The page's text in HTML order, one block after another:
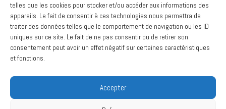
telles que les cookies pour stocker et/ou accéder aux informations des
appareils. Le fait de consentir à ces technologies nous permettra de
traiter des données telles que le comportement de navigation ou les ID
uniques sur ce site. Le fait de ne pas consentir ou de retirer son
consentement peut avoir un effet négatif sur certaines caractéristiques
et fonctions.
Accepter
RECHERCHER
SUIVEZ-NOUS